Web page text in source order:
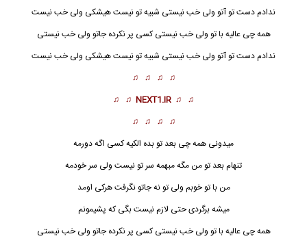
ندادم دست تو آتو ولی خب نیستی شبیه تو نیست هیشکی ولی خب نیست
همه چی عالیه با تو ولی خب نیستی کسی پر نکرده جاتو ولی خب نیستی
ندادم دست تو آتو ولی خب نیستی شبیه تو نیست هیشکی ولی خب نیست
♫ ♫ ♫ ♫
♫ ♫
NEXT1.IR
♫ ♫
♫ ♫ ♫ ♫
میدونی همه چی بعد تو بده الکیه کسی اگه دورمه
تنهام بعد تو من مگه مبهمه سر تو نیست ولی سر خودمه
من با تو خوبم ولی تو نه جاتو نگرفت هرکی اومد
میشه برگردی حتی لازم نیست بگی که پشیمونم
همه چی عالیه با تو ولی خب نیستی کسی پر نکرده جاتو ولی خب نیستی